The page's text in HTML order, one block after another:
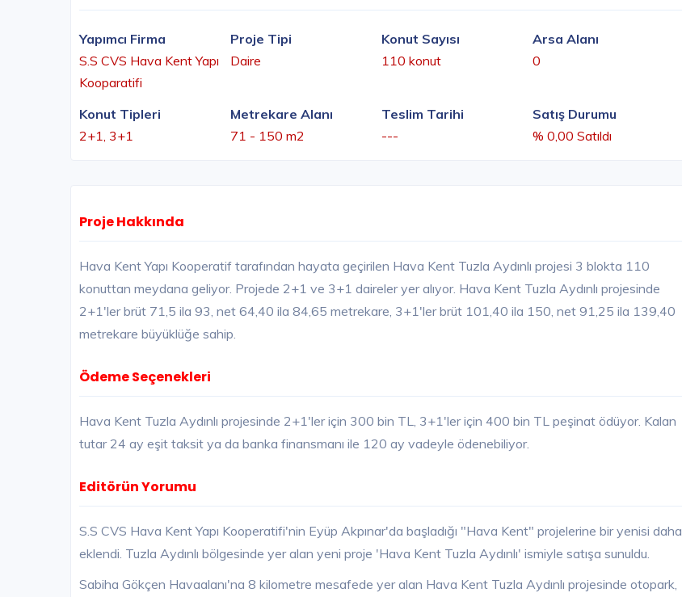
Yapımcı Firma
S.S CVS Hava Kent Yapı
Kooparatifi
Proje Tipi
Daire
Konut Sayısı
110 konut
Arsa Alanı
0
Konut Tipleri
2+1, 3+1
Metrekare Alanı
71 - 150 m2
Teslim Tarihi
---
Satış Durumu
% 0,00 Satıldı
Proje Hakkında
Hava Kent Yapı Kooperatif tarafından hayata geçirilen Hava Kent Tuzla Aydınlı projesi 3 blokta 110
konuttan meydana geliyor. Projede 2+1 ve 3+1 daireler yer alıyor. Hava Kent Tuzla Aydınlı projesinde
2+1'ler brüt 71,5 ila 93, net 64,40 ila 84,65 metrekare, 3+1'ler brüt 101,40 ila 150, net 91,25 ila 139,40
metrekare büyüklüğe sahip.
Ödeme Seçenekleri
Hava Kent Tuzla Aydınlı projesinde 2+1'ler için 300 bin TL, 3+1'ler için 400 bin TL peşinat ödüyor. Kalan
tutar 24 ay eşit taksit ya da banka finansmanı ile 120 ay vadeyle ödenebiliyor.
Editörün Yorumu
S.S CVS Hava Kent Yapı Kooperatifi'nin Eyüp Akpınar'da başladığı "Hava Kent" projelerine bir yenisi daha
eklendi. Tuzla Aydınlı bölgesinde yer alan yeni proje 'Hava Kent Tuzla Aydınlı' ismiyle satışa sunuldu.
Sabiha Gökçen Havaalanı'na 8 kilometre mesafede yer alan Hava Kent Tuzla Aydınlı projesinde otopark,